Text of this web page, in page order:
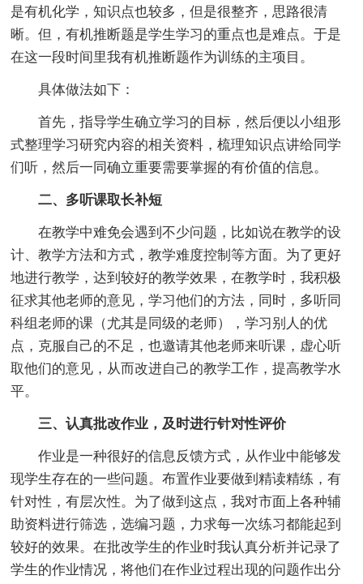
是有机化学，知识点也较多，但是很整齐，思路很清
晰。但，有机推断题是学生学习的重点也是难点。于是
在这一段时间里我有机推断题作为训练的主项目。
具体做法如下：
首先，指导学生确立学习的目标，然后便以小组形
式整理学习研究内容的相关资料，梳理知识点讲给同学
们听，然后一同确立重要需要掌握的有价值的信息。
二、多听课取长补短
在教学中难免会遇到不少问题，比如说在教学的设
计、教学方法和方式，教学难度控制等方面。为了更好
地进行教学，达到较好的教学效果，在教学时，我积极
征求其他老师的意见，学习他们的方法，同时，多听同
科组老师的课（尤其是同级的老师），学习别人的优
点，克服自己的不足，也邀请其他老师来听课，虚心听
取他们的意见，从而改进自己的教学工作，提高教学水
平。
三、认真批改作业，及时进行针对性评价
作业是一种很好的信息反馈方式，从作业中能够发
现学生存在的一些问题。布置作业要做到精读精练，有
针对性，有层次性。为了做到这点，我对市面上各种辅
助资料进行筛选，选编习题，力求每一次练习都能起到
较好的效果。在批改学生的作业时我认真分析并记录了
学生的作业情况，将他们在作业过程出现的问题作出分